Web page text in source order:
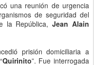
una reunión de urgencia
de seguridad del
la República,Jean Alain
prisión domiciliaria a
“Quirinito”. Fue interrogada